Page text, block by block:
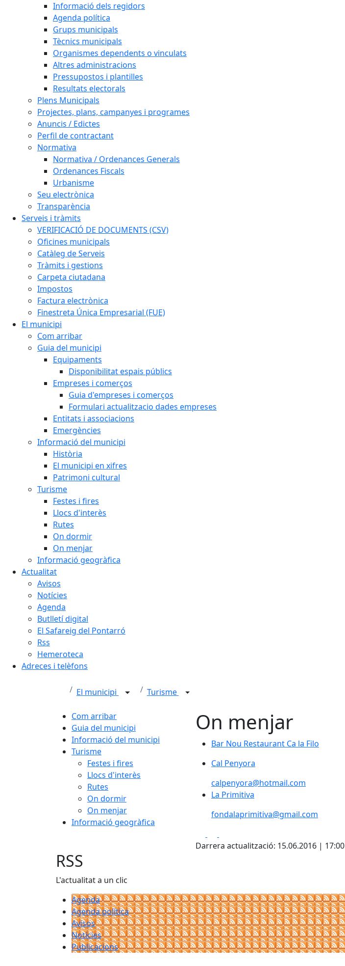
Informació dels regidors
Agenda política
Grups municipals
Tècnics municipals
Organismes dependents o vinculats
Altres administracions
Pressupostos i plantilles
Resultats electorals
Plens Municipals
Projectes, plans, campanyes i programes
Anuncis / Edictes
Perfil de contractant
Normativa
Normativa / Ordenances Generals
Ordenances Fiscals
Urbanisme
Seu electrònica
Transparència
Serveis i tràmits
VERIFICACIÓ DE DOCUMENTS (CSV)
Oficines municipals
Catàleg de Serveis
Tràmits i gestions
Carpeta ciutadana
Impostos
Factura electrònica
Finestreta Única Empresarial (FUE)
El municipi
Com arribar
Guia del municipi
Equipaments
Disponibilitat espais públics
Empreses i comerços
Guia d'empreses i comerços
Formulari actualitzacio dades empreses
Entitats i associacions
Emergències
Informació del municipi
Història
El municipi en xifres
Patrimoni cultural
Turisme
Festes i fires
Llocs d'interès
Rutes
On dormir
On menjar
Informació geogràfica
Actualitat
Avisos
Notícies
Agenda
Butlletí digital
El Safareig del Pontarró
Rss
Hemeroteca
Adreces i telèfons
El municipi Turisme
Com arribar
Guia del municipi
Informació del municipi
Turisme
Festes i fires
Llocs d'interès
Rutes
On dormir
On menjar
Informació geogràfica
On menjar
Bar Nou Restaurant Ca la Filo
Bar Nou Restaurant Ca la Filo
Cal Penyora
Cal Penyora
calpenyora@hotmail.com
La Primitiva
La Primitiva
fondalaprimitiva@gmail.com
Darrera actualització: 15.06.2016 | 17:00
RSS
L'actualitat a un clic
Agenda
Agenda política
Avisos
Notícies
Publicacions